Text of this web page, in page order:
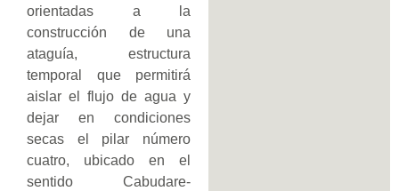
orientadas a la
construcción de una
ataguía, estructura
temporal que permitirá
aislar el flujo de agua y
dejar en condiciones
secas el pilar número
cuatro, ubicado en el
sentido Cabudare-